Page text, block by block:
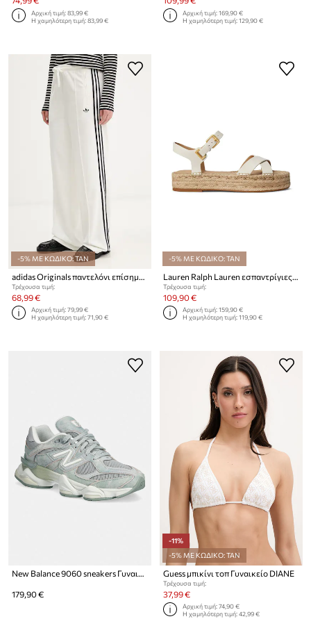
Αρχική τιμή:83,99 €
Η χαμηλότερη τιμή:83,99 €
Αρχική τιμή:169,90 €
Η χαμηλότερη τιμή:129,90 €
-5% ΜΕ ΚΩΔΙΚΟ: TAN
Τρέχουσα τιμή:
68,99 €
Αρχική τιμή:79,99 €
Η χαμηλότερη τιμή:71,90 €
-5% ΜΕ ΚΩΔΙΚΟ: TAN
Τρέχουσα τιμή:
109,90 €
Αρχική τιμή:159,90 €
Η χαμηλότερη τιμή:119,90 €
New Balance 9060 sneakers Γυναικεία
179,90 €
-11%
-5% ΜΕ ΚΩΔΙΚΟ: TAN
Guess μπικίνι τοπ Γυναικείο DIANE
Τρέχουσα τιμή:
37,99 €
Αρχική τιμή:74,90 €
Η χαμηλότερη τιμή:42,99 €